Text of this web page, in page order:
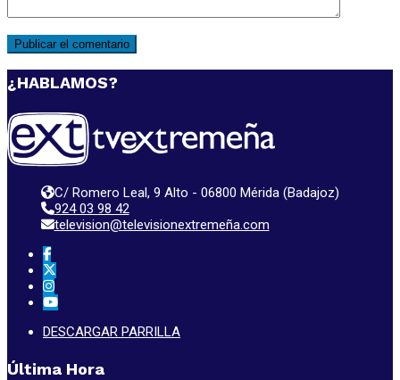
¿HABLAMOS?
C/ Romero Leal, 9 Alto - 06800 Mérida (Badajoz)
924 03 98 42
television@televisionextremeña.com
DESCARGAR PARRILLA
Última Hora